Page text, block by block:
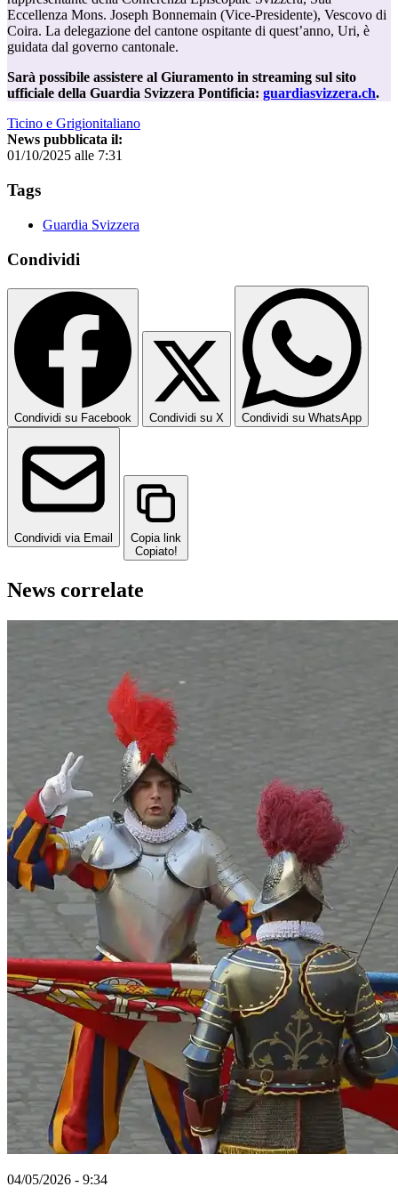
Eccellenza Mons. Joseph Bonnemain (Vice-Presidente), Vescovo di
Coira. La delegazione del cantone ospitante di quest’anno, Uri, è
guidata dal governo cantonale.
Sarà possibile assistere al Giuramento in streaming sul sito
ufficiale della Guardia Svizzera Pontificia: guardiasvizzera.ch.
Ticino e Grigionitaliano
News pubblicata il:
01/10/2025 alle 7:31
Tags
Guardia Svizzera
Condividi
Condividi su Facebook Condividi su X Condividi su WhatsApp
Condividi via Email
Copia link
Copiato!
News correlate
04/05/2026 - 9:34